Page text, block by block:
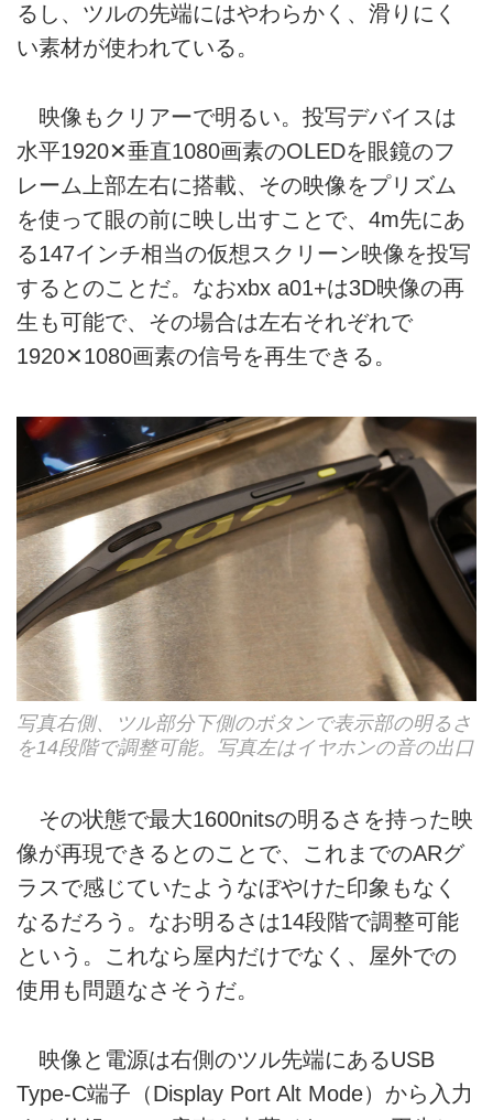
るし、ツルの先端にはやわらかく、滑りにく
い素材が使われている。
映像もクリアーで明るい。投写デバイスは
水平1920✕垂直1080画素のOLEDを眼鏡のフ
レーム上部左右に搭載、その映像をプリズム
を使って眼の前に映し出すことで、4m先にあ
る147インチ相当の仮想スクリーン映像を投写
するとのことだ。なおxbx a01+は3D映像の再
生も可能で、その場合は左右それぞれで
1920✕1080画素の信号を再生できる。
写真右側、ツル部分下側のボタンで表示部の明るさ
を14段階で調整可能。写真左はイヤホンの音の出口
その状態で最大1600nitsの明るさを持った映
像が再現できるとのことで、これまでのARグ
ラスで感じていたようなぼやけた印象もなく
なるだろう。なお明るさは14段階で調整可能
という。これなら屋内だけでなく、屋外での
使用も問題なさそうだ。
映像と電源は右側のツル先端にあるUSB
Type-C端子（Display Port Alt Mode）から入力